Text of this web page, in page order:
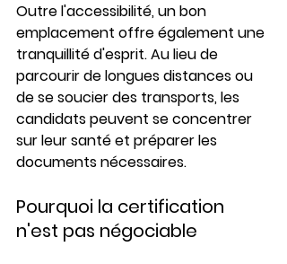
Outre l'accessibilité, un bon
emplacement offre également une
tranquillité d'esprit. Au lieu de
parcourir de longues distances ou
de se soucier des transports, les
candidats peuvent se concentrer
sur leur santé et préparer les
documents nécessaires.
Pourquoi la certification
n'est pas négociable